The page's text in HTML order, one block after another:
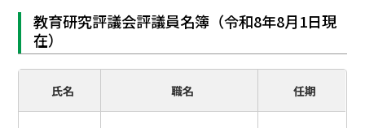
教育研究評議会評議員名簿（令和8年8月1日現
在）
氏名 職名 任期